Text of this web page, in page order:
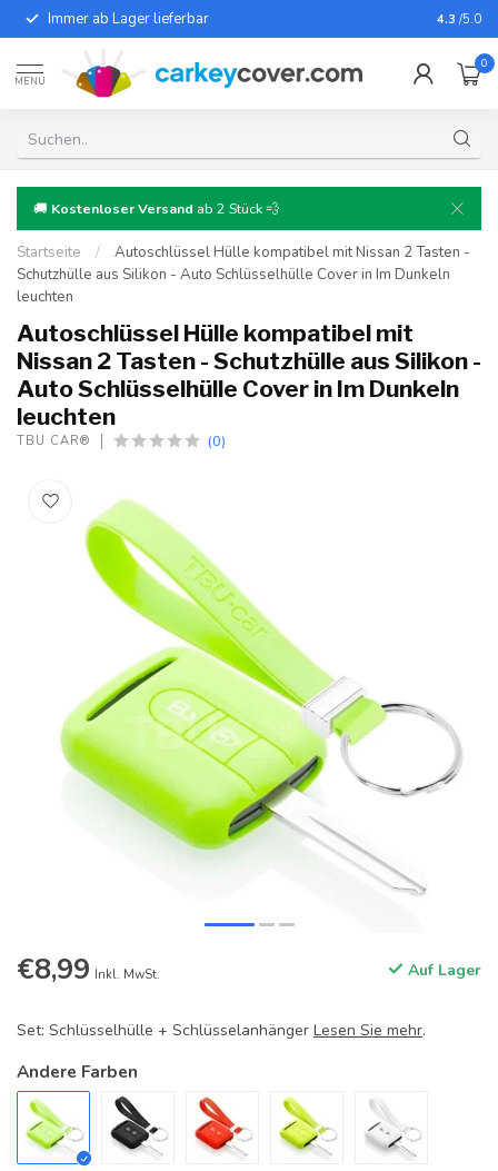
Immer ab Lager lieferbar Für fast
4.3 /5.0
MENU
0
🚚 Kostenloser Versand ab 2 Stück 💨
Startseite /
Autoschlüssel Hülle kompatibel mit Nissan 2 Tasten -
Schutzhülle aus Silikon - Auto Schlüsselhülle Cover in Im Dunkeln
leuchten
Autoschlüssel Hülle kompatibel mit
Nissan 2 Tasten - Schutzhülle aus Silikon -
Auto Schlüsselhülle Cover in Im Dunkeln
leuchten
TBU CAR® (0)
€8,99 Inkl. MwSt. Auf Lager
Set: Schlüsselhülle + Schlüsselanhänger Lesen Sie mehr.
Andere Farben